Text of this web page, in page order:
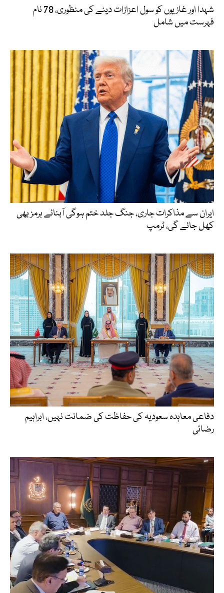
شہدا اور غازیوں کو سول اعزازات دینے کی منظوری، 78 نام
فہرست میں شامل
ایران سے مذاکرات جاری، جنگ جلد ختم ہوگی آبنائے ہرمز بھی
کھل جائے گی، ٹرمپ
دفاعی معاہدہ سعودیہ کی حفاظت کی ضمانت نہیں، ابراہیم
رضائی